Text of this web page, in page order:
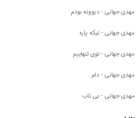
مهدی جهانی - دیوونه بودم
مهدی جهانی - تیکه پاره
مهدی جهانی - توی تنهاییم
مهدی جهانی - دلم
مهدی جهانی - بی تاب